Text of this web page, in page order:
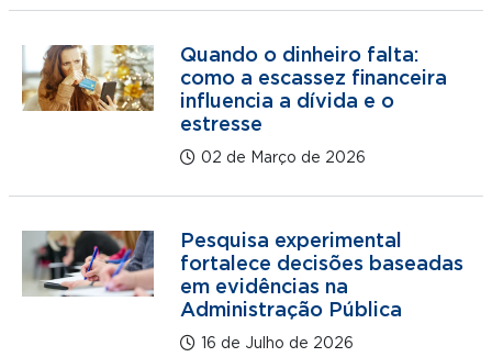
Quando o dinheiro falta:
como a escassez financeira
influencia a dívida e o
estresse
02 de Março de 2026
Pesquisa experimental
fortalece decisões baseadas
em evidências na
Administração Pública
16 de Julho de 2026